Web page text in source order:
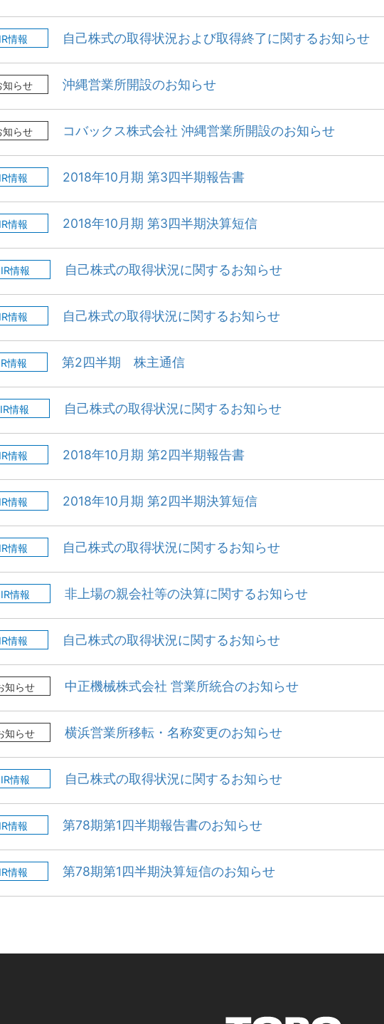
IR情報 自己株式の取得状況および取得終了に関するお知らせ
知らせ 沖縄営業所開設のお知らせ
知らせ コバックス株式会社 沖縄営業所開設のお知らせ
IR情報 2018年10月期 第3四半期報告書
IR情報 2018年10月期 第3四半期決算短信
IR情報 自己株式の取得状況に関するお知らせ
IR情報 自己株式の取得状況に関するお知らせ
情報 第2四半期 株主通信
IR情報 自己株式の取得状況に関するお知らせ
IR情報 2018年10月期 第2四半期報告書
IR情報 2018年10月期 第2四半期決算短信
IR情報 自己株式の取得状況に関するお知らせ
IR情報 非上場の親会社等の決算に関するお知らせ
IR情報 自己株式の取得状況に関するお知らせ
知らせ 中正機械株式会社 営業所統合のお知らせ
知らせ 横浜営業所移転・名称変更のお知らせ
IR情報 自己株式の取得状況に関するお知らせ
IR情報 第78期第1四半期報告書のお知らせ
IR情報 第78期第1四半期決算短信のお知らせ